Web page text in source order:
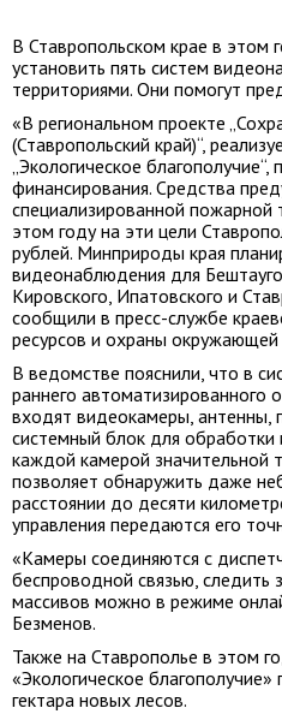
В Ставропольском крае в этом
установить пять систем
территориями. Они помогут
«В региональном проекте
(Ставропольский край)“,
„Экологическое благополучие“,
финансирования. Средства
специализированной пожарной
этом году на эти цели
рублей. Минприроды края
видеонаблюдения для
Кировского, Ипатовского и
сообщили в пресс-службе
ресурсов и охраны
В ведомстве пояснили, что в
раннего автоматизированного
входят видеокамеры, антенны,
системный блок для
каждой камерой значительной
позволяет обнаружить даже
расстоянии до десяти
управления передаются его
«Камеры соединяются с
беспроводной связью, следить
массивов можно в режиме
Безменов.
Также на Ставрополье в этом
«Экологическое
гектара новых лесов.